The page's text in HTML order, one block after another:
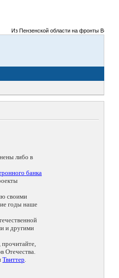
Из Пензенской области на фронты Великой
либо в
банка
своими
годы наше
и другими
Отечества.
Твиттер.